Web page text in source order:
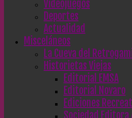
Videojuegos
Deportes
Actualidad
Misceláneos
La Cueva del
Historietas Viejas
Editorial EMSA
Editorial Novaro
Ediciones
Sociedad Editora